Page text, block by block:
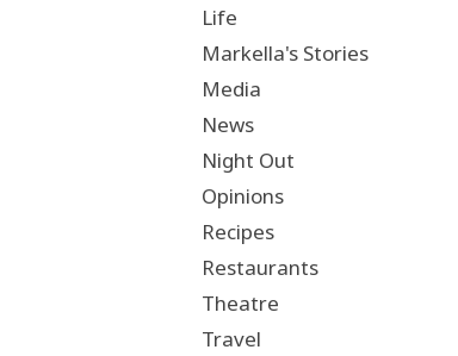
Life
Markella's Stories
Media
News
Night Out
Opinions
Recipes
Restaurants
Theatre
Travel